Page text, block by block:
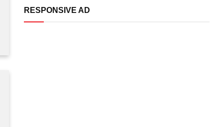
RESPONSIVE AD